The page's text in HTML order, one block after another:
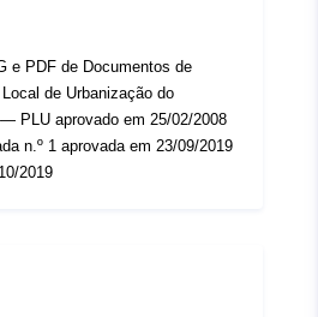
e PDF de Documentos de
de Urbanização do
PLU aprovado em 25/02/2008
n.º 1 aprovada em 23/09/2019
2019